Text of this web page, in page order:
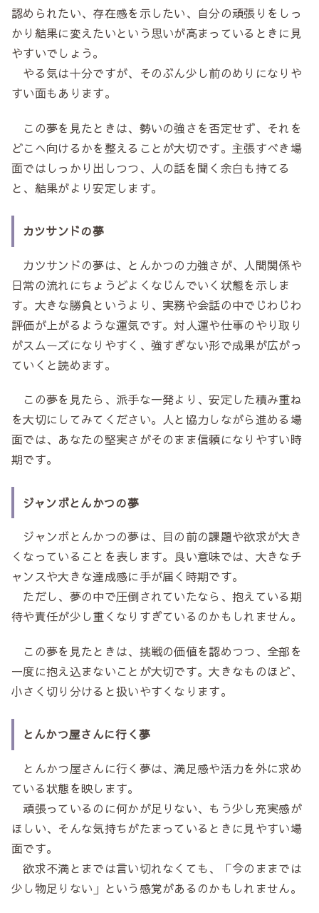
認められたい、存在感を示したい、自分の頑張りをしっ
かり結果に変えたいという思いが高まっているときに見
やすいでしょう。
やる気は十分ですが、そのぶん少し前のめりになりや
すい面もあります。
この夢を見たときは、勢いの強さを否定せず、それを
どこへ向けるかを整えることが大切です。主張すべき場
面ではしっかり出しつつ、人の話を聞く余白も持てる
と、結果がより安定します。
カツサンドの夢
カツサンドの夢は、とんかつの力強さが、人間関係や
日常の流れにちょうどよくなじんでいく状態を示しま
す。大きな勝負というより、実務や会話の中でじわじわ
評価が上がるような運気です。対人運や仕事のやり取り
がスムーズになりやすく、強すぎない形で成果が広がっ
ていくと読めます。
この夢を見たら、派手な一発より、安定した積み重ね
を大切にしてみてください。人と協力しながら進める場
面では、あなたの堅実さがそのまま信頼になりやすい時
期です。
ジャンボとんかつの夢
ジャンボとんかつの夢は、目の前の課題や欲求が大き
くなっていることを表します。良い意味では、大きなチ
ャンスや大きな達成感に手が届く時期です。
ただし、夢の中で圧倒されていたなら、抱えている期
待や責任が少し重くなりすぎているのかもしれません。
この夢を見たときは、挑戦の価値を認めつつ、全部を
一度に抱え込まないことが大切です。大きなものほど、
小さく切り分けると扱いやすくなります。
とんかつ屋さんに行く夢
とんかつ屋さんに行く夢は、満足感や活力を外に求め
ている状態を映します。
頑張っているのに何かが足りない、もう少し充実感が
ほしい、そんな気持ちがたまっているときに見やすい場
面です。
欲求不満とまでは言い切れなくても、「今のままでは
少し物足りない」という感覚があるのかもしれません。